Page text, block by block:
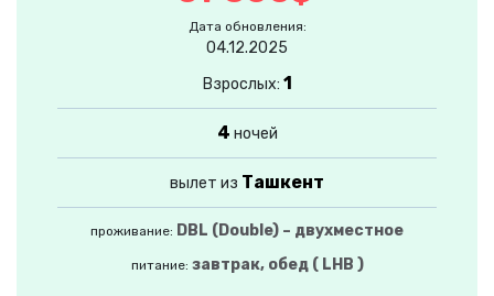
Дата обновления:
04.12.2025
Взрослых: 1
4 ночей
вылет из Ташкент
проживание: DBL (Double) – двухместное
питание: завтрак, обед ( LHB )